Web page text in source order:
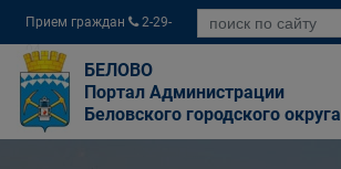
Прием граждан
2-29-
04
БЕЛОВО
Портал Администрации
Беловского городского округа